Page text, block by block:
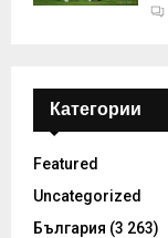
Категории
Featured
Uncategorized
България (3 263)